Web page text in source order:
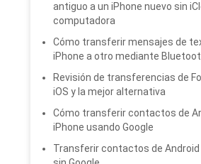
antiguo a un iPhone nuevo sin
computadora
Cómo transferir mensajes de
iPhone a otro mediante
Revisión de transferencias de
iOS y la mejor alternativa
Cómo transferir contactos de
iPhone usando Google
Transferir contactos de Android